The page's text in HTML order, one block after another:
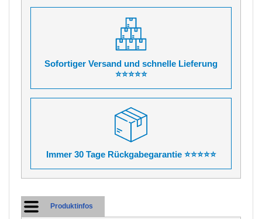
Sofortiger Versand und schnelle Lieferung
⭐⭐⭐⭐⭐
Immer 30 Tage Rückgabegarantie ⭐⭐⭐⭐⭐
Produktinfos